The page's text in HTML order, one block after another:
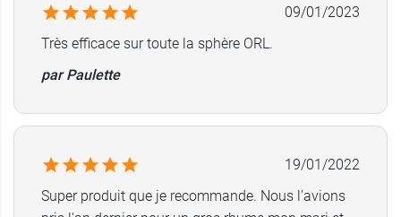
09/01/2023
Très efficace sur toute la sphère ORL.
par Paulette
19/01/2022
Super produit que je recommande. Nous l'avions